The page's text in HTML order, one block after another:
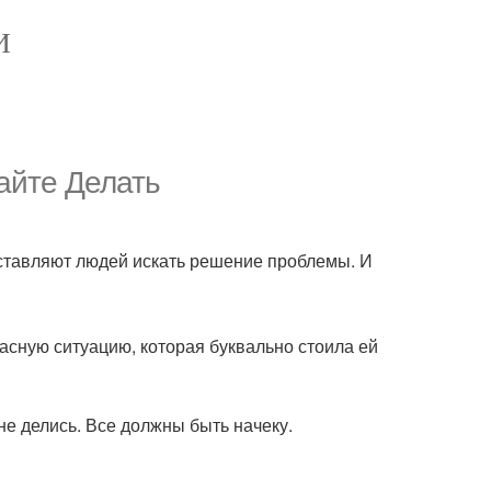
Делать
людей искать решение проблемы. И
ситуацию, которая буквально стоила ей
делись. Все должны быть начеку.